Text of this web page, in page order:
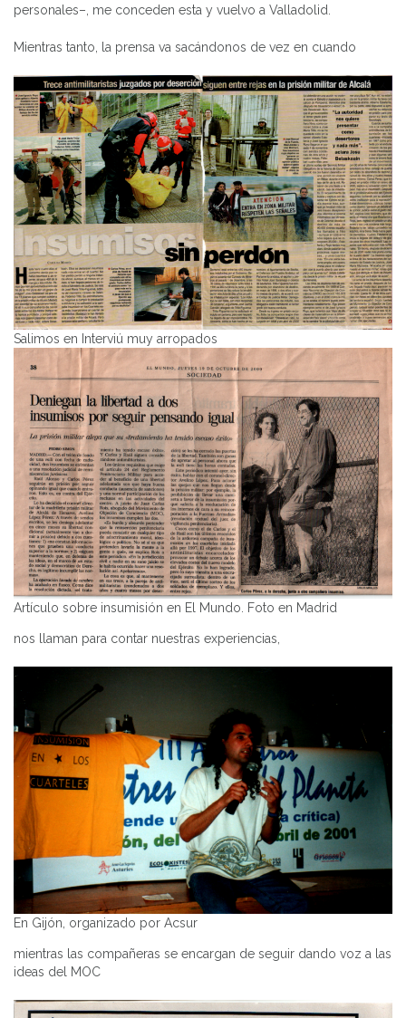
personales–, me conceden esta y vuelvo a Valladolid.
Mientras tanto, la prensa va sacándonos de vez en cuando
Salimos en Interviú muy arropados
Artículo sobre insumisión en El Mundo. Foto en Madrid
nos llaman para contar nuestras experiencias,
En Gijón, organizado por Acsur
mientras las compañeras se encargan de seguir dando voz a las
ideas del MOC